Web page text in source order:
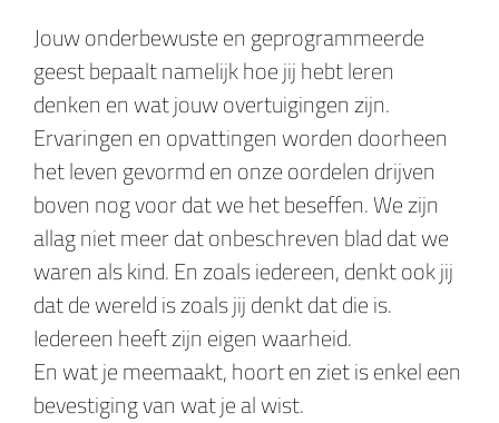
Jouw onderbewuste en geprogrammeerde
geest bepaalt namelijk hoe jij hebt leren
denken en wat jouw overtuigingen zijn.
Ervaringen en opvattingen worden doorheen
het leven gevormd en onze oordelen drijven
boven nog voor dat we het beseffen. We zijn
allag niet meer dat onbeschreven blad dat we
waren als kind. En zoals iedereen, denkt ook jij
dat de wereld is zoals jij denkt dat die is.
Iedereen heeft zijn eigen waarheid.
En wat je meemaakt, hoort en ziet is enkel een
bevestiging van wat je al wist.